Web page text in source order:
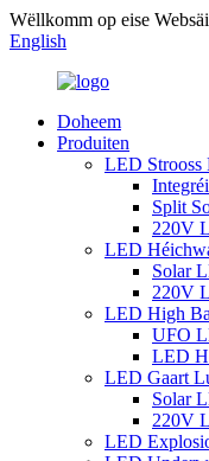
Wëllkomm op eise
English
Doheem
Produiten
LED Strooss
Split
220V
LED
Solar
220V
LED High
UFO
LED
LED Gaart
Solar
220V
LED